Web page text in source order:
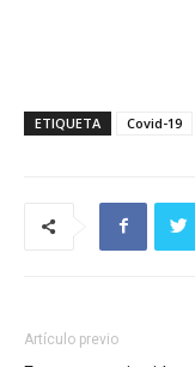
ETIQUETA Covid-19
Artículo previo